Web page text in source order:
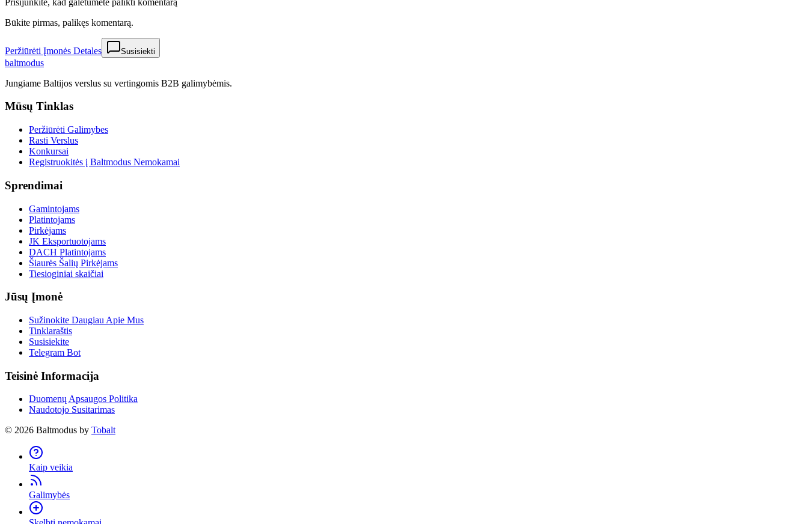
Būkite pirmas, palikęs komentarą.
Peržiūrėti Įmonės Detales Susisiekti
baltmodus
Jungiame Baltijos verslus su vertingomis B2B galimybėmis.
Mūsų Tinklas
Peržiūrėti Galimybes
Rasti Verslus
Konkursai
Registruokitės į Baltmodus Nemokamai
Sprendimai
Gamintojams
Platintojams
Pirkėjams
JK Eksportuotojams
DACH Platintojams
Šiaurės Šalių Pirkėjams
Tiesioginiai skaičiai
Jūsų Įmonė
Sužinokite Daugiau Apie Mus
Tinklaraštis
Susisiekite
Telegram Bot
Teisinė Informacija
Duomenų Apsaugos Politika
Naudotojo Susitarimas
© 2026 Baltmodus by Tobalt
Kaip veikia
Galimybės